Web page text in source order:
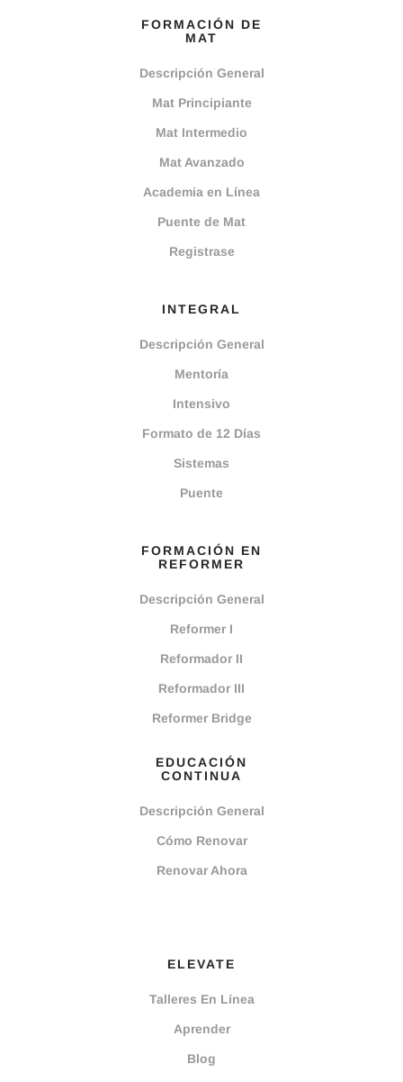
FORMACIÓN DE
MAT
Descripción General
Mat Principiante
Mat Intermedio
Mat Avanzado
Academia en Línea
Puente de Mat
Registrase
INTEGRAL
Descripción General
Mentoría
Intensivo
Formato de 12 Días
Sistemas
Puente
FORMACIÓN EN
REFORMER
Descripción General
Reformer I
Reformador II
Reformador III
Reformer Bridge
EDUCACIÓN
CONTINUA
Descripción General
Cómo Renovar
Renovar Ahora
ELEVATE
Talleres En Línea
Aprender
Blog